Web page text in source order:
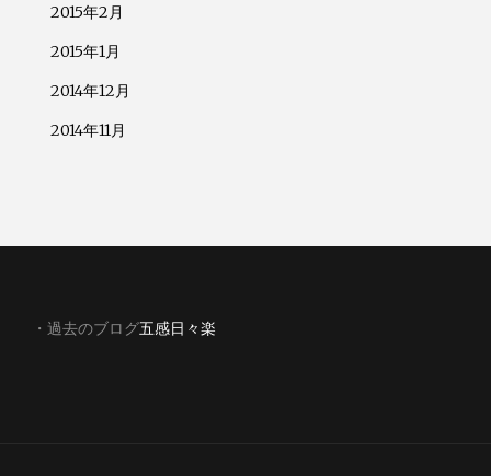
2015年2月
2015年1月
2014年12月
2014年11月
・過去のブログ五感日々楽